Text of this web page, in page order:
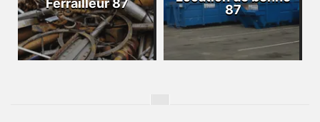
Ferrailleur 87
87